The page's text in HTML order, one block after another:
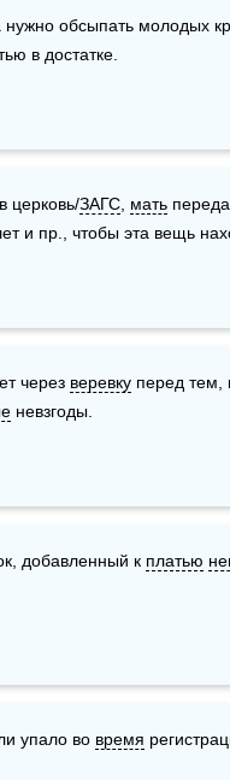
нужно обсыпать молодых
в достатке.
церковь/ЗАГС мать
и пр., чтобы эта вещь
через веревку перед тем,
невзгоды.
добавленный к платью
упало во время